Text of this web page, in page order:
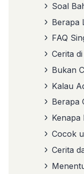
Soal
Berapa
FAQ
Cerita
Bukan
Kalau
Berapa
Kenapa
Cocok
Cerita